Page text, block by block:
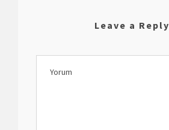
Leave a Reply